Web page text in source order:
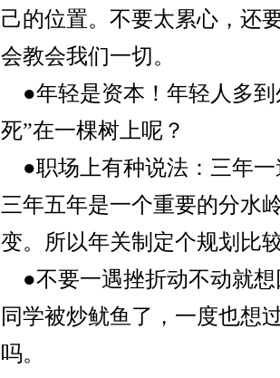
己的位置。不要太累心，还
会教会我们一切。
●年轻是资本！年轻人多到
死”在一棵树上呢？
●职场上有种说法：三年一
三年五年是一个重要的分水
变。所以年关制定个规划比
●不要一遇挫折动不动就想
同学被炒鱿鱼了，一度也想
吗。